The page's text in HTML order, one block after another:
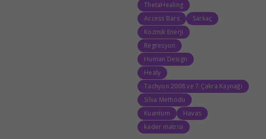
ThetaHealing
Access Bars
Sarkaç
Kozmik Enerji
Regresyon
Human Design
Healy
Tachyon 2008 ve 7 Çakra Kaynağı
Silva Methodu
Kuantum
Havas
kader matrisi